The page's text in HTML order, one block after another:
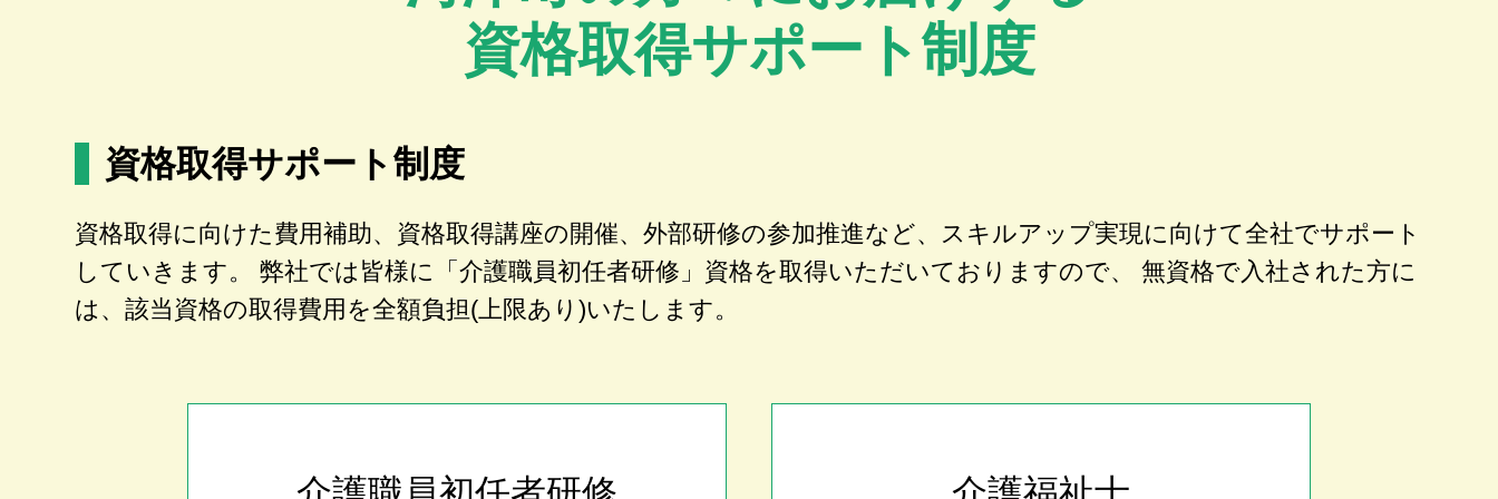
資格取得サポート制度
資格取得サポート制度
資格取得に向けた費用補助、資格取得講座の開催、外部研修の参加推進など、スキルアップ実現に向けて全社でサポート
していきます。 弊社では皆様に「介護職員初任者研修」資格を取得いただいておりますので、 無資格で入社された方に
は、該当資格の取得費用を全額負担(上限あり)いたします。